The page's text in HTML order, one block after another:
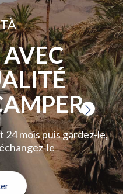
mois puis gardez-le,
le